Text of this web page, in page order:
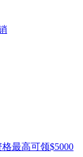
最高可领$5000